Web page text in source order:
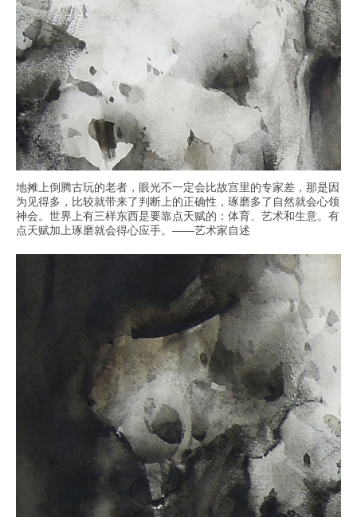
地摊上倒腾古玩的老者，眼光不一定会比故宫里的专家差，那是因
为见得多，比较就带来了判断上的正确性，琢磨多了自然就会心领
神会。世界上有三样东西是要靠点天赋的：体育、艺术和生意。有
点天赋加上琢磨就会得心应手。——艺术家自述